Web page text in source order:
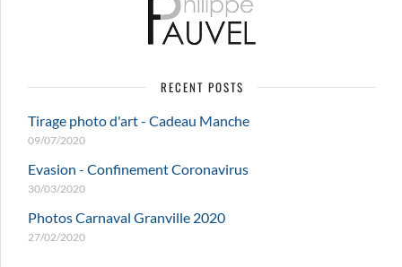
RECENT POSTS
Tirage photo d'art - Cadeau Manche
09/07/2020
Evasion - Confinement Coronavirus
30/03/2020
Photos Carnaval Granville 2020
27/02/2020